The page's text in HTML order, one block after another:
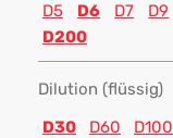
D5
D6 D7 D9
D200
Dilution (flüssig)
D30
D60 D100